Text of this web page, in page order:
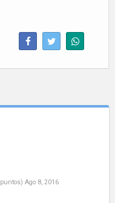
puntos) Ago 8, 2016